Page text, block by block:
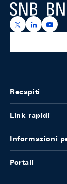
Logo
https://
Recapiti
Link rapidi
Informazioni
Portali